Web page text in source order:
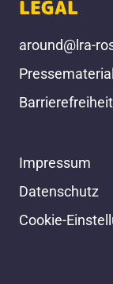
LEGAL
around@lra-
Pressematerial
Barrierefreiheit
Impressum
Datenschutz
Cookie-